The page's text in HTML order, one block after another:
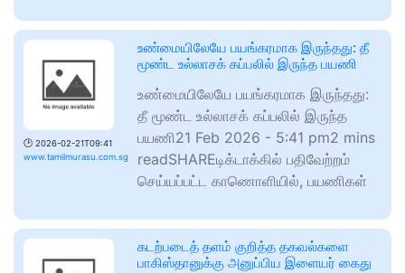
🕑 2026-02-21T09:41
www.tamilmurasu.com.sg
உண்மையிலேயே பயங்கரமாக இருந்தது: தீ
மூண்ட உல்லாசக் கப்பலில் இருந்த பயணி
உண்மையிலேயே பயங்கரமாக இருந்தது:
தீ மூண்ட உல்லாசக் கப்பலில் இருந்த
பயணி21 Feb 2026 - 5:41 pm2 mins
readSHAREடிக்டாக்கில் பதிவேற்றம்
செய்யப்பட்ட காணொளியில், பயணிகள்
கடற்படைத் தளம் குறித்த தகவல்களை
பாகிஸ்தானுக்கு அனுப்பிய இளையர் கைது